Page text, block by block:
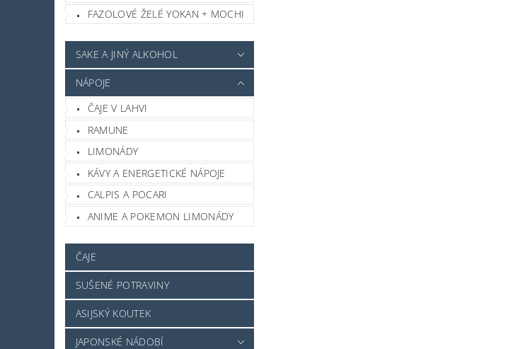
FAZOLOVÉ ŽELÉ YOKAN + MOCHI
SAKE A JINÝ ALKOHOL
NÁPOJE
ČAJE V LAHVI
RAMUNE
LIMONÁDY
KÁVY A ENERGETICKÉ NÁPOJE
CALPIS A POCARI
ANIME A POKEMON LIMONÁDY
ČAJE
SUŠENÉ POTRAVINY
ASIJSKÝ KOUTEK
JAPONSKÉ NÁDOBÍ